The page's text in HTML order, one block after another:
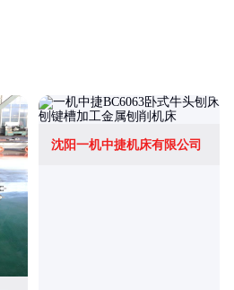
沈阳一机中捷机床有限公司